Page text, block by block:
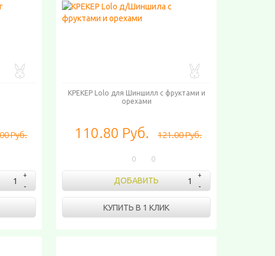
Руб.
КРЕКЕР Lolo для Шиншилл с фруктами и
орехами
110.80 Руб. 121.00 Руб.
0 0
ДОБАВИТЬ
КУПИТЬ В 1 КЛИК